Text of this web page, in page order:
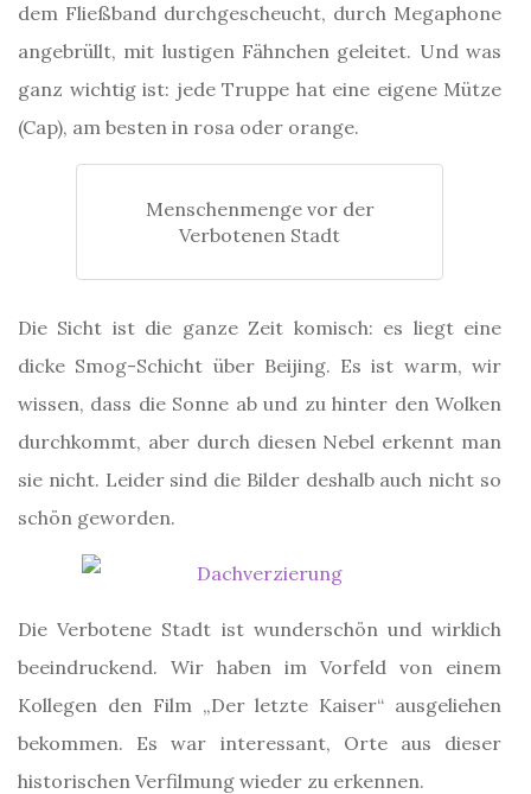
dem Fließband durchgescheucht, durch Megaphone
angebrüllt, mit lustigen Fähnchen geleitet. Und was
ganz wichtig ist: jede Truppe hat eine eigene Mütze
(Cap), am besten in rosa oder orange.
Menschenmenge vor der
Verbotenen Stadt
Die Sicht ist die ganze Zeit komisch: es liegt eine
dicke Smog-Schicht über Beijing. Es ist warm, wir
wissen, dass die Sonne ab und zu hinter den Wolken
durchkommt, aber durch diesen Nebel erkennt man
sie nicht. Leider sind die Bilder deshalb auch nicht so
schön geworden.
Die Verbotene Stadt ist wunderschön und wirklich
beeindruckend. Wir haben im Vorfeld von einem
Kollegen den Film „Der letzte Kaiser“ ausgeliehen
bekommen. Es war interessant, Orte aus dieser
historischen Verfilmung wieder zu erkennen.